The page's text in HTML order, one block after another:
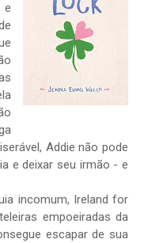
Addie não pode
e deixar seu irmão - e
incomum, Ireland for
empoeiradas da
escapar de sua